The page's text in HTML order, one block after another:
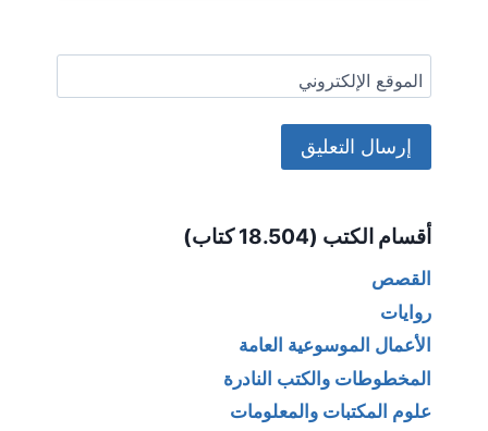
الموقع الإلكتروني
أقسام الكتب (18.504 كتاب)
القصص
روايات
الأعمال الموسوعية العامة
المخطوطات والكتب النادرة
علوم المكتبات والمعلومات